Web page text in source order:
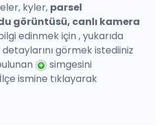
kyler, parsel
görüntüsü, canlı kamera
edinmek için , yukarıda
görmek istediiniz
simgesini
ismine tıklayarak